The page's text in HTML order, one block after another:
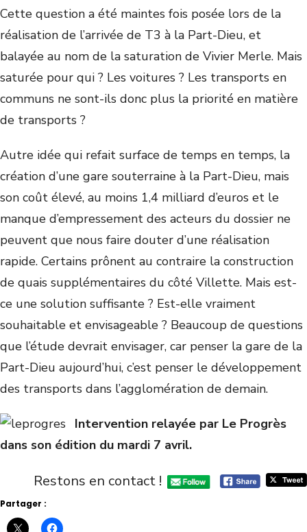
Cette question a été maintes fois posée lors de la
réalisation de l’arrivée de T3 à la Part-Dieu, et
balayée au nom de la saturation de Vivier Merle. Mais
saturée pour qui ? Les voitures ? Les transports en
communs ne sont-ils donc plus la priorité en matière
de transports ?
Autre idée qui refait surface de temps en temps, la
création d’une gare souterraine à la Part-Dieu, mais
son coût élevé, au moins 1,4 milliard d’euros et le
manque d’empressement des acteurs du dossier ne
peuvent que nous faire douter d’une réalisation
rapide. Certains prônent au contraire la construction
de quais supplémentaires du côté Villette. Mais est-
ce une solution suffisante ? Est-elle vraiment
souhaitable et envisageable ? Beaucoup de questions
que l’étude devrait envisager, car penser la gare de la
Part-Dieu aujourd’hui, c’est penser le développement
des transports dans l’agglomération de demain.
Intervention relayée par Le Progrès
dans son édition du mardi 7 avril.
Restons en contact !
Partager :